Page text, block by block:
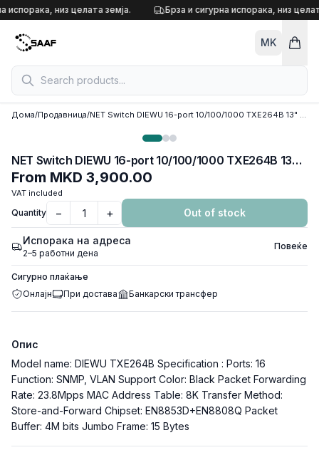
Skip to content
испорака, низ целата земја. Брза и сигурна испорака, низ
MK
Дома/Продавница/ NET Switch DIEWU 16-port 10/100/1000 TXE264B 13" METAL
NET Switch DIEWU 16-port 10/100/1000 TXE264B 13" METAL
From MKD 3,900.00
VAT included
Quantity − + Out of stock
Испорака на адреса
2–5 работни дена
Повеќе
Сигурно плаќање
Онлајн
При достава Банкарски трансфер
Опис
Model name: DIEWU TXE264B Specification : Ports: 16
Function: SNMP, VLAN Support Color: Black Packet Forwarding
Rate: 23.8Mpps MAC Address Table: 8K Transfer Method:
Store-and-Forward Chipset: EN8853D+EN8808Q Packet
Buffer: 4M bits Jumbo Frame: 15 Bytes